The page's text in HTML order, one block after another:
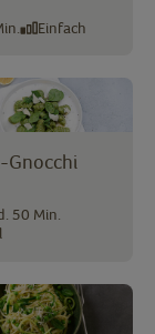
Einfach
Gnocchi
50 Min.